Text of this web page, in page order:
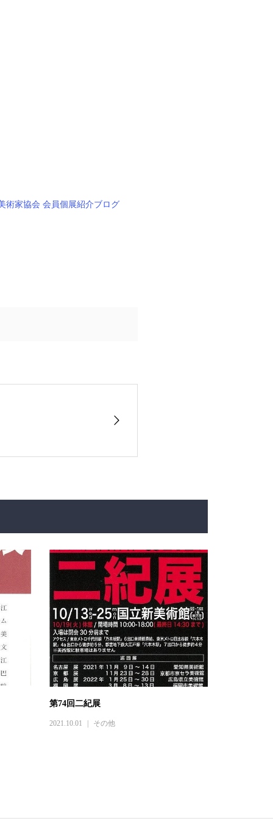
術家協会 会員個展紹介ブログ
第74回二紀展
2021.10.01 その他